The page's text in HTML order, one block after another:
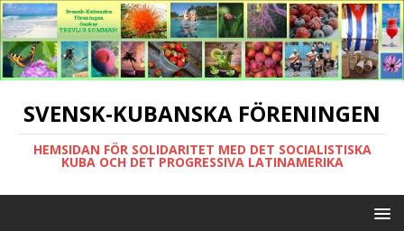
SVENSK-KUBANSKA FÖRENINGEN
HEMSIDAN FÖR SOLIDARITET MED DET SOCIALISTISKA
KUBA OCH DET PROGRESSIVA LATINAMERIKA